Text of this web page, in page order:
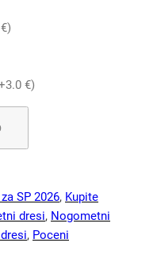
€)
SP 2026, Kupite
dresi, Nogometni
, Poceni